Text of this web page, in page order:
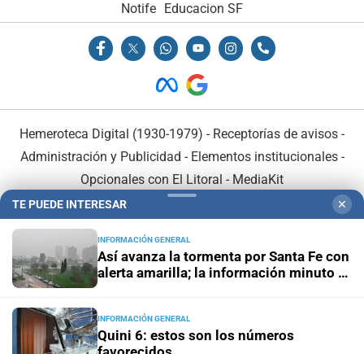
Notife Educacion SF
Hemeroteca Digital (1930-1979) - Receptorías de avisos -
Administración y Publicidad - Elementos institucionales-
Opcionales con El Litoral - MediaKit
En Asociación con:
TE PUEDE INTERESAR ✕
INFORMACIÓN GENERAL
Así avanza la tormenta por Santa Fe con
alerta amarilla; la información minuto a
INFORMACIÓN GENERAL
Quini 6: estos son los números